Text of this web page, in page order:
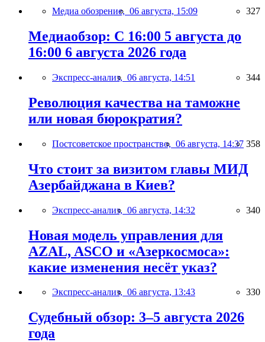
Медиа обозрение, 06 августа, 15:09 327
Медиаобзор: С 16:00 5 августа до
16:00 6 августа 2026 года
Экспресс-анализ, 06 августа, 14:51 344
Революция качества на таможне
или новая бюрократия?
Постсоветское пространство, 06 августа, 14:37 358
Что стоит за визитом главы МИД
Азербайджана в Киев?
Экспресс-анализ, 06 августа, 14:32 340
Новая модель управления для
AZAL, ASCO и «Азеркосмоса»:
какие изменения несёт указ?
Экспресс-анализ, 06 августа, 13:43 330
Судебный обзор: 3–5 августа 2026
года